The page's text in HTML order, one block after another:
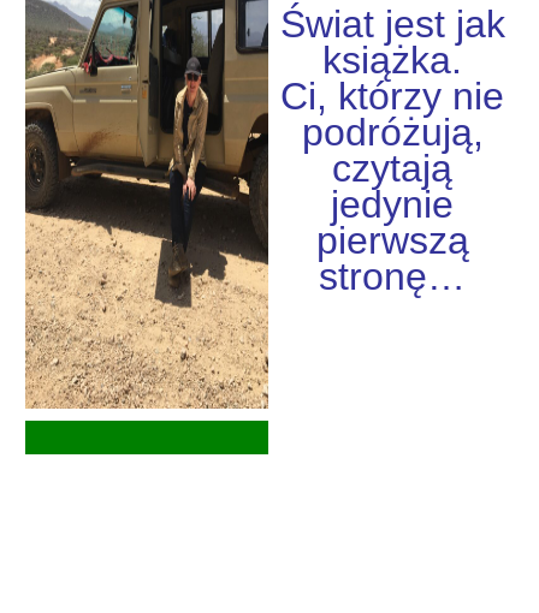
Świat jest jak
książka.
Ci, którzy nie
podróżują,
czytają
jedynie
pierwszą
stronę…